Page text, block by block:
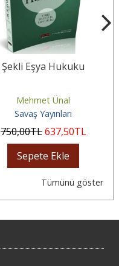
Şekli Eşya Hukuku
Mehmet Ünal
Savaş Yayınları
750,00TL637,50TL
Sepete Ekle
Tümünü göster